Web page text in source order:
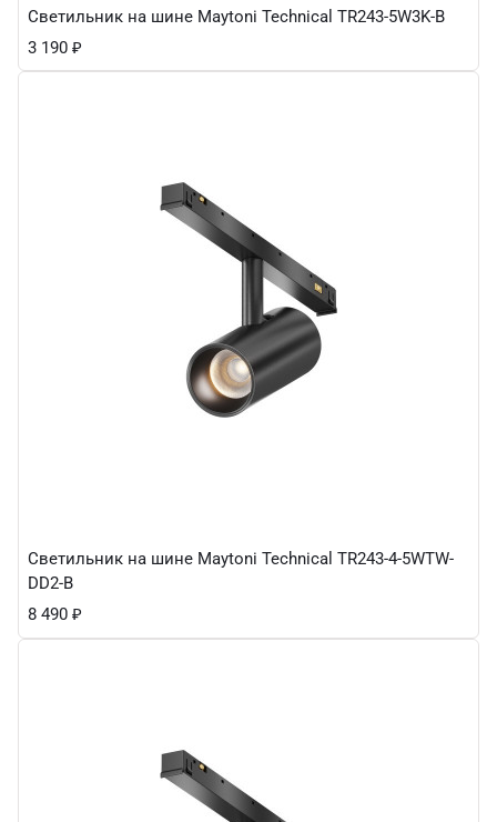
Светильник на шине Maytoni Technical TR243-5W3K-B
3 190 ₽
Светильник на шине Maytoni Technical TR243-4-5WTW-
DD2-B
8 490 ₽